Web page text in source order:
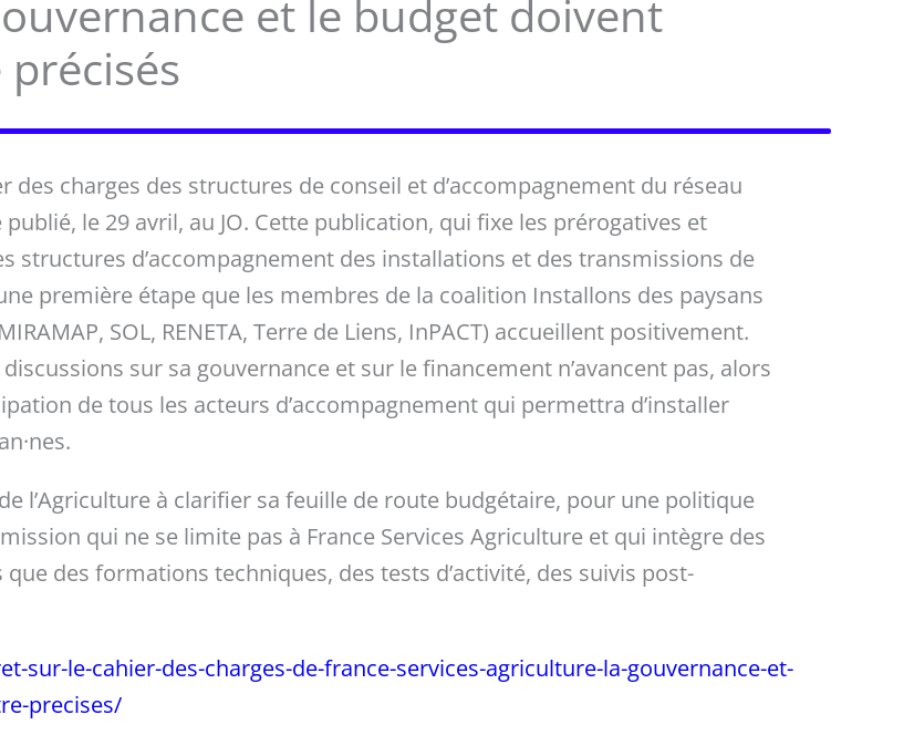
et le budget doivent
des charges des structures de conseil et d’accompagnement du réseau
le 29 avril, au JO. Cette publication, qui fixe les prérogatives et
structures d’accompagnement des installations et des transmissions de
première étape que les membres de la coalition Installons des paysans
SOL, RENETA, Terre de Liens, InPACT) accueillent positivement.
sur sa gouvernance et sur le financement n’avancent pas, alors
de tous les acteurs d’accompagnement qui permettra d’installer
l’Agriculture à clarifier sa feuille de route budgétaire, pour une politique
qui ne se limite pas à France Services Agriculture et qui intègre des
des formations techniques, des tests d’activité, des suivis post-
sur-le-cahier-des-charges-de-france-services-agriculture-la-gouvernance-et-
precises/